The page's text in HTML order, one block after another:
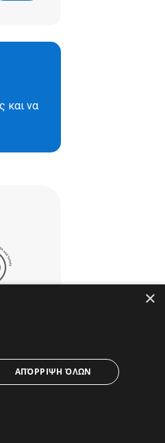
και να
×
ΑΠΌΡΡΙΨΗ ΌΛΩΝ